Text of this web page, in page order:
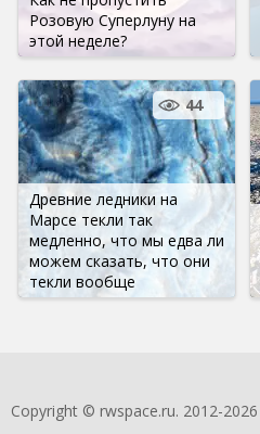
Розовую Суперлуну на
этой неделе?
Древние ледники на
Марсе текли так
медленно, что мы едва ли
можем сказать, что они
текли вообще
44
Copyright © rwspace.ru. 2012-2026